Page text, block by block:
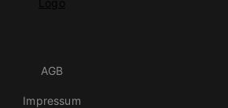
AGB
Impressum